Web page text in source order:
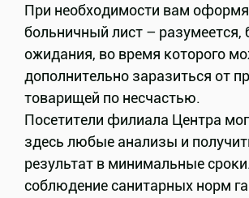
При необходимости вам
больничный лист – разумеется,
ожидания, во время которого
дополнительно заразиться от
товарищей по несчастью.
Посетители филиала Центра
здесь любые анализы и
результат в минимальные
соблюдение санитарных норм